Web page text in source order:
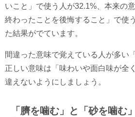
いこと」で使う人が32.1%、本来の
終わったことを後悔すること」で使
た結果がでています。
間違った意味で覚えている人が多い
正しい意味は「味わいや面白味が全
違えないようにしましょう。
「臍を噛む」と「砂を噛む